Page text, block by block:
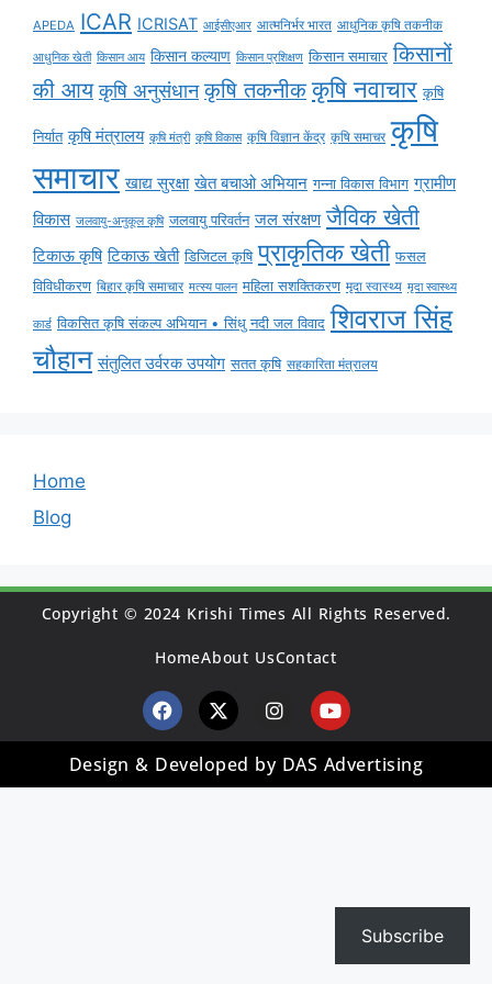
APEDA ICAR ICRISAT आईसीएआर आत्मनिर्भर भारत आधुनिक कृषि तकनीक
आधुनिक खेती किसान आय किसान कल्याण किसान प्रशिक्षण किसान समाचार किसानों
की आय कृषि अनुसंधान कृषि तकनीक कृषि नवाचार कृषि
निर्यात कृषि मंत्रालय कृषि मंत्री कृषि विकास कृषि विज्ञान केंद्र कृषि समाचर कृषि
समाचार खाद्य सुरक्षा खेत बचाओ अभियान गन्ना विकास विभाग ग्रामीण
विकास जलवायु-अनुकूल कृषि जलवायु परिवर्तन जल संरक्षण जैविक खेती
टिकाऊ कृषि टिकाऊ खेती डिजिटल कृषि प्राकृतिक खेती फसल
विविधीकरण बिहार कृषि समाचार मत्स्य पालन महिला सशक्तिकरण मृदा स्वास्थ्य मृदा स्वास्थ्य
कार्ड विकसित कृषि संकल्प अभियान • सिंधु नदी जल विवाद शिवराज सिंह
चौहान संतुलित उर्वरक उपयोग सतत कृषि सहकारिता मंत्रालय
Home
Blog
Copyright © 2024 Krishi Times All Rights Reserved.
HomeAbout UsContact
Design & Developed by DAS Advertising
Subscribe